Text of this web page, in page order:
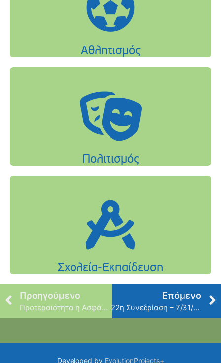
Προηγούμενο
Προτεραιότητα η Ασφάλεια των κατοίκων
Επόμενο
22η Συνεδρίαση – 7/31/2018
Developed by EvolutionProjects+